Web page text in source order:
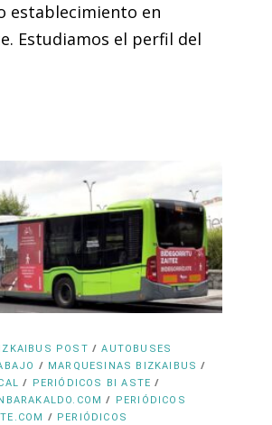
establecimiento en
Estudiamos el perfil del
POST /AUTOBUSES
/ MARQUESINAS BIZKAIBUS /
/ PERIÓDICOS BI ASTE /
/
PERIÓDICOS
/ PERIÓDICOS